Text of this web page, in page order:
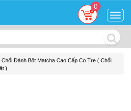
0
Chổi Đánh Bột Matcha Cao Cấp Cọ Tre ( Chổi
)